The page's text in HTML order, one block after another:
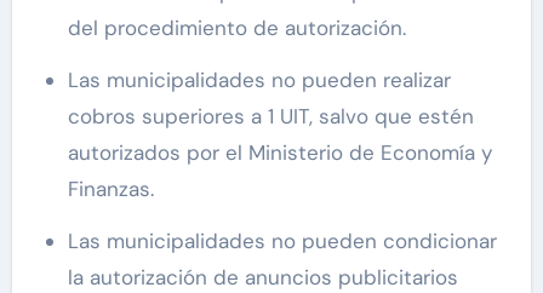
del procedimiento de autorización.
Las municipalidades no pueden realizar
cobros superiores a 1 UIT, salvo que estén
autorizados por el Ministerio de Economía y
Finanzas.
Las municipalidades no pueden condicionar
la autorización de anuncios publicitarios